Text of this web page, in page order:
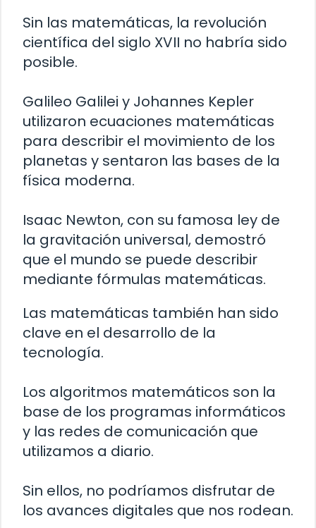
Sin las matemáticas, la revolución
científica del siglo XVII no habría sido
posible.
Galileo Galilei y Johannes Kepler
utilizaron ecuaciones matemáticas
para describir el movimiento de los
planetas y sentaron las bases de la
física moderna.
Isaac Newton, con su famosa ley de
la gravitación universal, demostró
que el mundo se puede describir
mediante fórmulas matemáticas.
Las matemáticas también han sido
clave en el desarrollo de la
tecnología.
Los algoritmos matemáticos son la
base de los programas informáticos
y las redes de comunicación que
utilizamos a diario.
Sin ellos, no podríamos disfrutar de
los avances digitales que nos rodean.